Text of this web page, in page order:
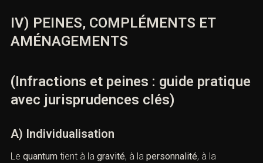
IV) PEINES, COMPLÉMENTS ET
AMÉNAGEMENTS
(Infractions et peines : guide pratique
avec jurisprudences clés)
A) Individualisation
Le quantum tient à la gravité, à la personnalité, à la